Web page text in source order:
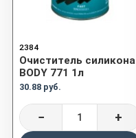
2384
Очиститель силикона
BODY 771 1л
30.88 руб.
− +